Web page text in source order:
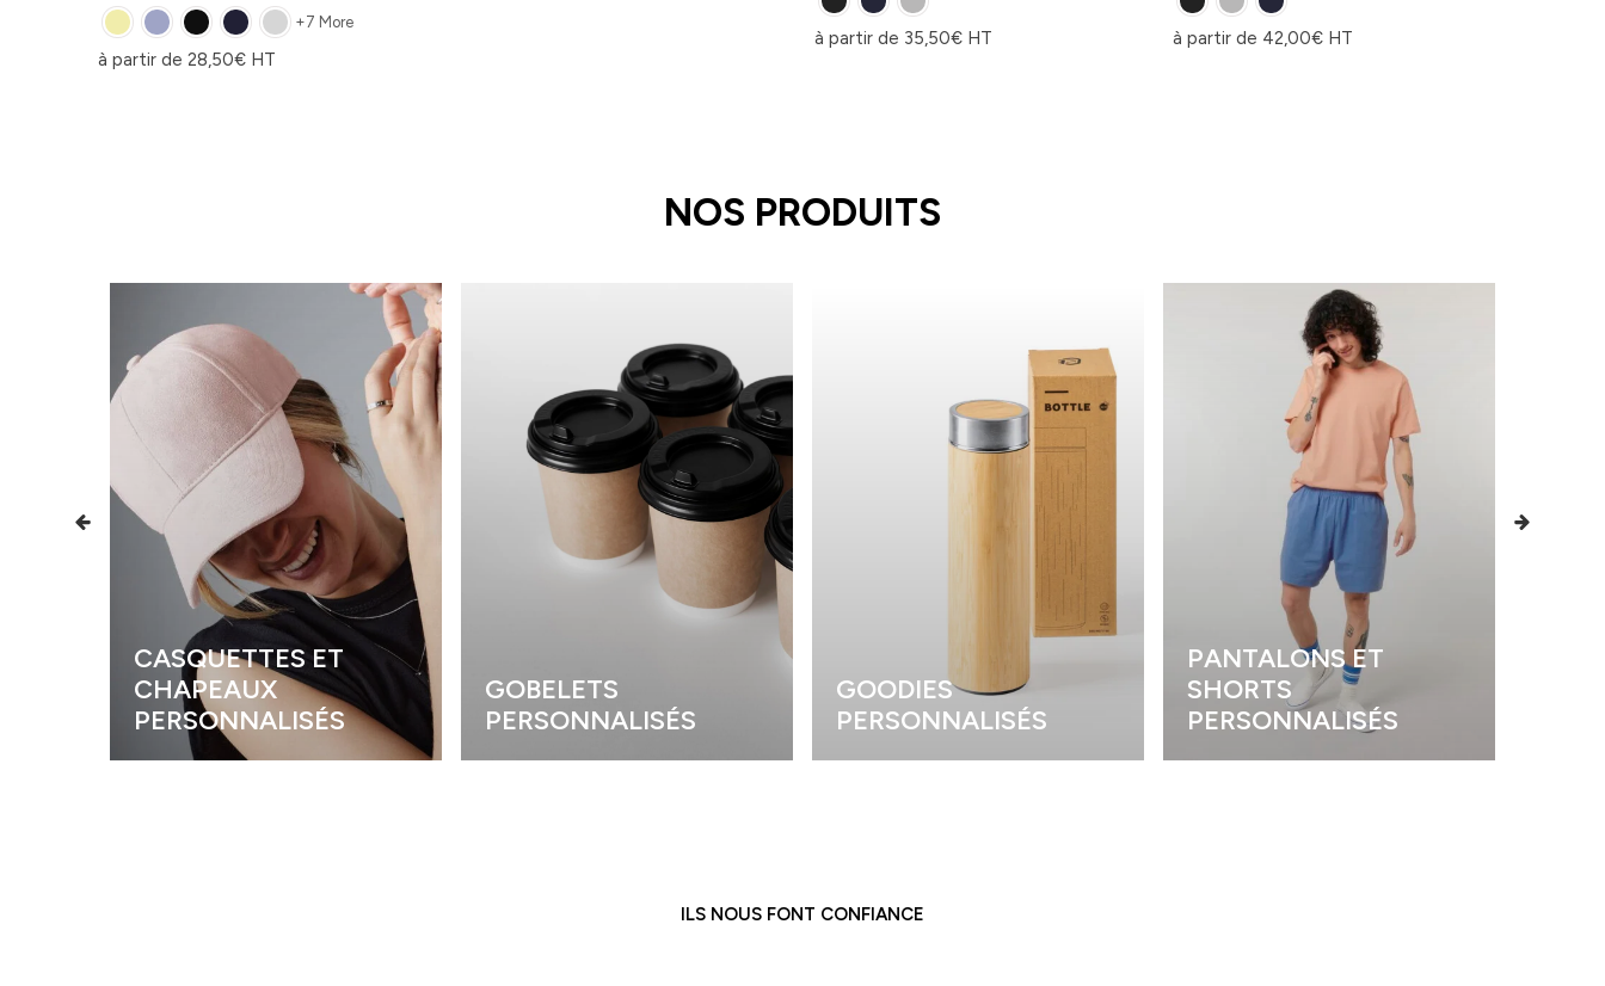
+7 More
à partir de 28,50€ HT
à partir de 35,50€ HT à partir de 42,00€ HT
NOS PRODUITS
CASQUETTES ET
CHAPEAUX
PERSONNALISÉS
GOBELETS
PERSONNALISÉS
GOODIES
PERSONNALISÉS
PANTALONS ET
SHORTS
PERSONNALISÉS
ILS NOUS FONT CONFIANCE